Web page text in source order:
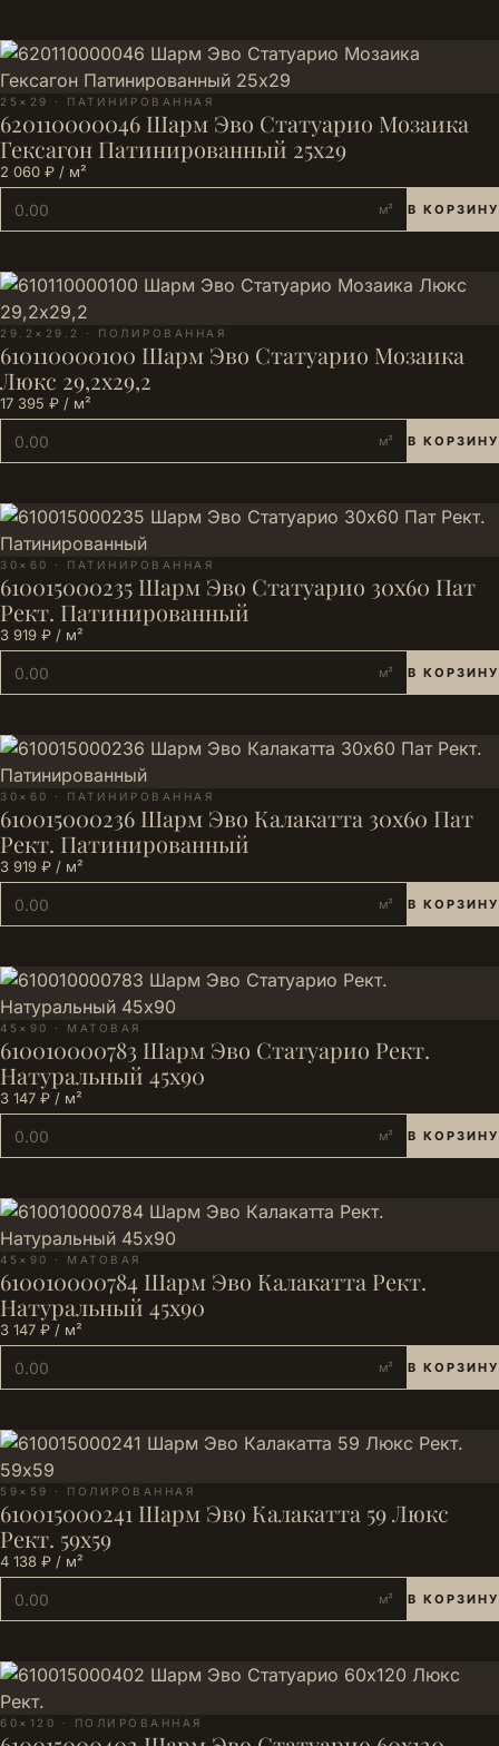
25×29 · ПАТИНИРОВАННАЯ
620110000046 Шарм Эво Статуарио Мозаика
Гексагон Патинированный 25х29
2 060 ₽ / м²
м² В КОРЗИНУ
29.2×29.2 · ПОЛИРОВАННАЯ
610110000100 Шарм Эво Статуарио Мозаика
Люкс 29,2х29,2
17 395 ₽ / м²
м² В КОРЗИНУ
30×60 · ПАТИНИРОВАННАЯ
610015000235 Шарм Эво Статуарио 30х60 Пат
Рект. Патинированный
3 919 ₽ / м²
м² В КОРЗИНУ
30×60 · ПАТИНИРОВАННАЯ
610015000236 Шарм Эво Калакатта 30х60 Пат
Рект. Патинированный
3 919 ₽ / м²
м² В КОРЗИНУ
45×90 · МАТОВАЯ
610010000783 Шарм Эво Статуарио Рект.
Натуральный 45х90
3 147 ₽ / м²
м² В КОРЗИНУ
45×90 · МАТОВАЯ
610010000784 Шарм Эво Калакатта Рект.
Натуральный 45х90
3 147 ₽ / м²
м² В КОРЗИНУ
59×59 · ПОЛИРОВАННАЯ
610015000241 Шарм Эво Калакатта 59 Люкс
Рект. 59х59
4 138 ₽ / м²
м² В КОРЗИНУ
60×120 · ПОЛИРОВАННАЯ